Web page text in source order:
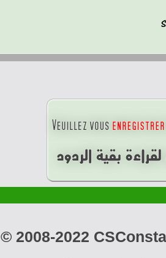
© 2008-2022